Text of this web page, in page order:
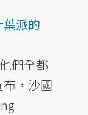
派的
們全都
，沙國